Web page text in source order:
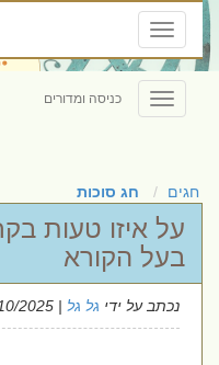
Toggle
navigation
Toggle
navigation
כניסה ומדורים
חגים חג סוכות
על איזו טעות
בעל הקורא
נכתב על ידיגל גל | 12/10/2025